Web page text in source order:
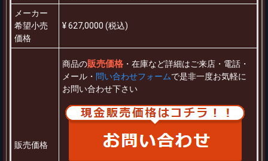
メーカー
希望小売
価格
¥ 627,0000 (税込)
販売価格
商品の販売価格 ・在庫など詳細はご来店・電話・
メール・ 問い合わせフォームで是非一度お気軽に
お問い合わせ下さい